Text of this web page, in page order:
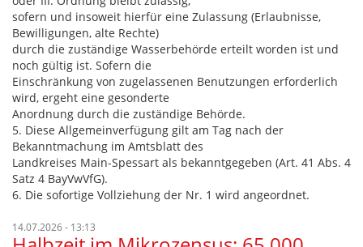
sofern und insoweit hierfür eine Zulassung (Erlaubnisse,
Bewilligungen, alte Rechte)
durch die zuständige Wasserbehörde erteilt worden ist und
noch gültig ist. Sofern die
Einschränkung von zugelassenen Benutzungen erforderlich
wird, ergeht eine gesonderte
Anordnung durch die zuständige Behörde.
5. Diese Allgemeinverfügung gilt am Tag nach der
Bekanntmachung im Amtsblatt des
Landkreises Main-Spessart als bekanntgegeben (Art. 41 Abs. 4
Satz 4 BayVwVfG).
6. Die sofortige Vollziehung der Nr. 1 wird angeordnet.
14.07.2026 - 13:13